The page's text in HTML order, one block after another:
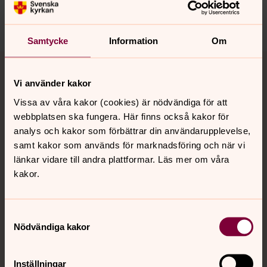
Samtycke Information Om
Vi använder kakor
Vissa av våra kakor (cookies) är nödvändiga för att
webbplatsen ska fungera. Här finns också kakor för
analys och kakor som förbättrar din användarupplevelse,
samt kakor som används för marknadsföring och när vi
länkar vidare till andra plattformar. Läs mer om våra
kakor.
Nödvändiga kakor
Inställningar